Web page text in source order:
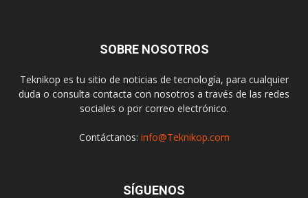
SOBRE NOSOTROS
Teknikop es tu sitio de noticias de tecnología, para cualquier
duda o consulta contacta con nosotros a través de las redes
sociales o por correo electrónico.
Contáctanos: info@Teknikop.com
SÍGUENOS